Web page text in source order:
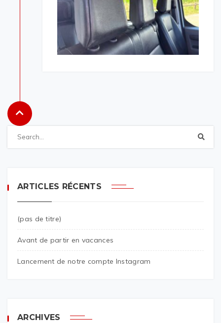
ARTICLES RÉCENTS
(pas de titre)
Avant de partir en vacances
Lancement de notre compte Instagram
ARCHIVES